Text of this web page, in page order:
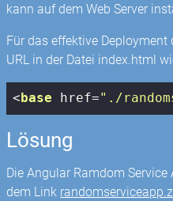
kann auf dem Web Server
Für das effektive
URL in der Datei index.html
< base href="./
Lösung
Die Angular Ramdom
dem Link